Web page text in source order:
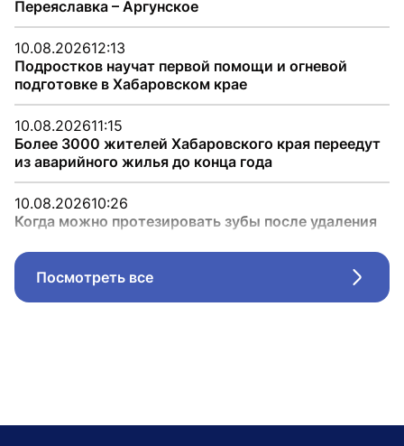
Переяславка – Аргунское
10.08.202612:13
Подростков научат первой помощи и огневой
подготовке в Хабаровском крае
10.08.202611:15
Более 3000 жителей Хабаровского края переедут
из аварийного жилья до конца года
10.08.202610:26
Когда можно протезировать зубы после удаления
Посмотреть все